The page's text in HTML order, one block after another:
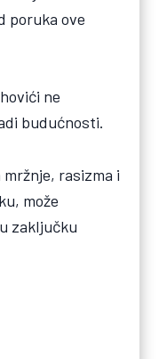
poruka ove
ne
budućnosti.
mržnje, rasizma i
može
zaključku